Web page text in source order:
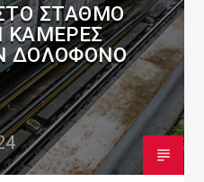
ΣΤΑΘΜΌ
ΚΆΜΕΡΕΣ
ΔΟΛΟΦΌΝΟ